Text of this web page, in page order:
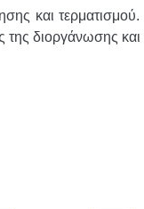
και
της διοργάνωσης